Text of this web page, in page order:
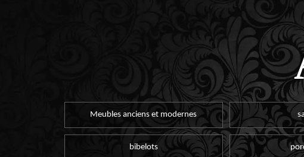
Meubles anciens et modernes
bibelots